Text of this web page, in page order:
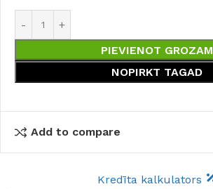
PIEVIENOT GROZAM
NOPIRKT TAGAD
Add to compare
Kredīta kalkulators